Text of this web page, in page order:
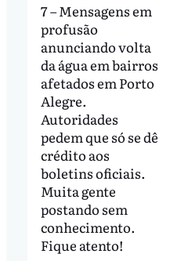
7 – Mensagens em
profusão
anunciando volta
da água em bairros
afetados em Porto
Alegre.
Autoridades
pedem que só se dê
crédito aos
boletins oficiais.
Muita gente
postando sem
conhecimento.
Fique atento!